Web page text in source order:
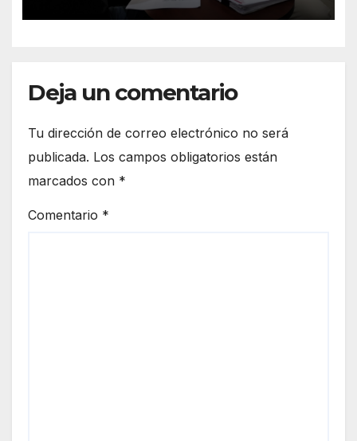
Deja un comentario
Tu dirección de correo electrónico no será
publicada. Los campos obligatorios están
marcados con *
Comentario *